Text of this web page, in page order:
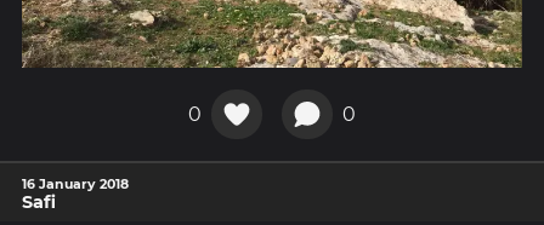
0 0
16 January 2018
Safi